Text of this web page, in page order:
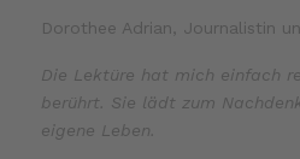
Dorothee Adrian, Journalistin
Die Lektüre hat mich einfach
berührt. Sie lädt zum
eigene Leben.